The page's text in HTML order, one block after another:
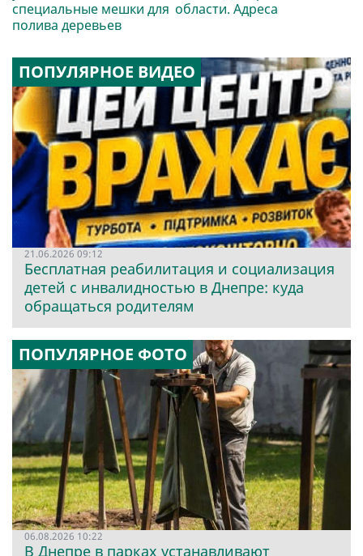
специальные мешки для
полива деревьев
области. Адреса
ПОПУЛЯРНОЕ ВИДЕО
21.06.2026 09:12
Бесплатная реабилитация и социализация
детей с инвалидностью в Днепре: куда
обращаться родителям
ПОПУЛЯРНОЕ ФОТО
06.08.2026 10:22
В Днепре в парках устанавливают